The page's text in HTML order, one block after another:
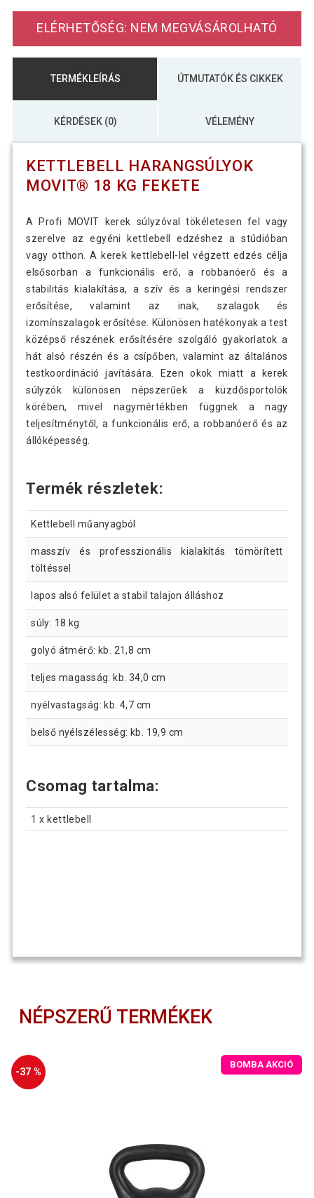
Kettlebell súlyzó MOVIT 20 kg 15 790 Ft
MOVIT Kettlebell PROFI 14 kg 13 590 Ft
MOVIT Kettlebell súlyzó 3 kg
ELÉRHETŐSÉG: NEM MEGVÁSÁROLHATÓ
TERMÉKLEÍRÁS ÚTMUTATÓK ÉS CIKKEK
KÉRDÉSEK (0) VÉLEMÉNY
KETTLEBELL HARANGSÚLYOK
MOVIT® 18 KG FEKETE
A Profi MOVIT kerek súlyzóval tökéletesen fel vagy
szerelve az egyéni kettlebell edzéshez a stúdióban
vagy otthon. A kerek kettlebell-lel végzett edzés célja
elsősorban a funkcionális erő, a robbanóerő és a
stabilitás kialakítása, a szív és a keringési rendszer
erősítése, valamint az inak, szalagok és
izomínszalagok erősítése. Különösen hatékonyak a test
középső részének erősítésére szolgáló gyakorlatok a
hát alsó részén és a csípőben, valamint az általános
testkoordináció javítására. Ezen okok miatt a kerek
súlyzók különösen népszerűek a küzdősportolók
körében, mivel nagymértékben függnek a nagy
teljesítménytől, a funkcionális erő, a robbanóerő és az
állóképesség.
Termék részletek:
Kettlebell műanyagból
masszív és professzionális kialakítás tömörített
töltéssel
lapos alsó felület a stabil talajon álláshoz
súly: 18 kg
golyó átmérő: kb. 21,8 cm
teljes magasság: kb. 34,0 cm
nyélvastagság: kb. 4,7 cm
belső nyélszélesség: kb. 19,9 cm
Csomag tartalma:
1 x kettlebell
NÉPSZERŰ TERMÉKEK
-37 %
BOMBA AKCIÓ